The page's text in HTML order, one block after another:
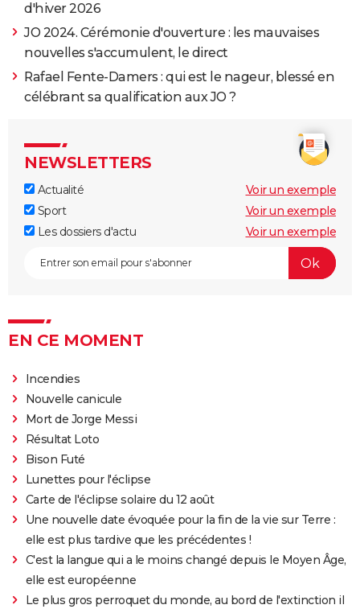
d'hiver 2026
JO 2024. Cérémonie d'ouverture : les mauvaises
nouvelles s'accumulent, le direct
Rafael Fente-Damers : qui est le nageur, blessé en
célébrant sa qualification aux JO ?
NEWSLETTERS
Actualité
Voir un exemple
Sport
Voir un exemple
Les dossiers d'actu
Voir un exemple
EN CE MOMENT
Incendies
Nouvelle canicule
Mort de Jorge Messi
Résultat Loto
Bison Futé
Lunettes pour l'éclipse
Carte de l'éclipse solaire du 12 août
Une nouvelle date évoquée pour la fin de la vie sur Terre :
elle est plus tardive que les précédentes !
C'est la langue qui a le moins changé depuis le Moyen Âge,
elle est européenne
Le plus gros perroquet du monde, au bord de l'extinction il